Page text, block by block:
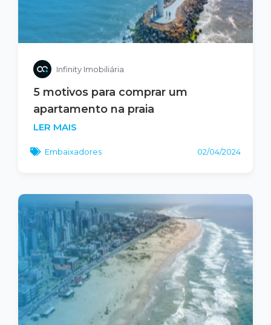
Infinity Imobiliária
5 motivos para comprar um
apartamento na praia
LER MAIS
Embaixadores 02/04/2024